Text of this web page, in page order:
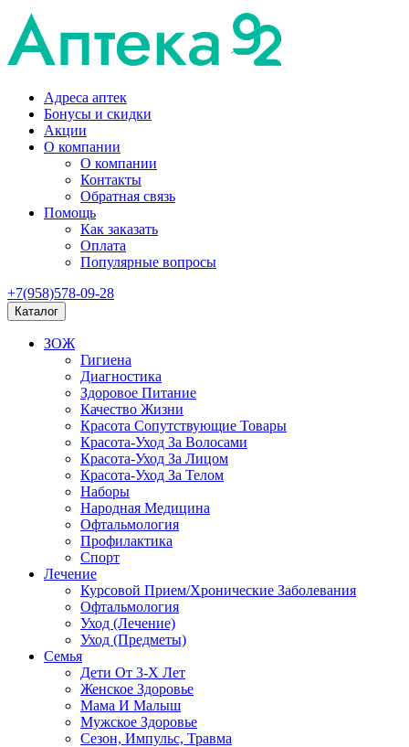
Адреса аптек
Бонусы и скидки
Акции
О компании
О компании
Контакты
Обратная связь
Помощь
Как заказать
Оплата
Популярные вопросы
+7(958)578-09-28
Каталог
ЗОЖ
Гигиена
Диагностика
Здоровое Питание
Качество Жизни
Красота Сопутствующие Товары
Красота-Уход За Волосами
Красота-Уход За Лицом
Красота-Уход За Телом
Наборы
Народная Медицина
Офтальмология
Профилактика
Спорт
Лечение
Курсовой Прием/Хронические Заболевания
Офтальмология
Уход (Лечение)
Уход (Предметы)
Семья
Дети От 3-Х Лет
Женское Здоровье
Мама И Малыш
Мужское Здоровье
Сезон, Импульс, Травма